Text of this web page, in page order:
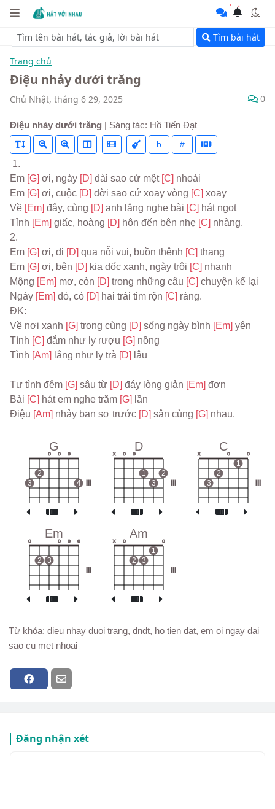
Tìm bài hát
Trang chủ
Điệu nhảy dưới trăng
Chủ Nhật, tháng 6 29, 2025 0
Điệu nhảy dưới trăng | Sáng tác: Hồ Tiến Đạt
b #
1.
Em [G] ơi, ngày [D] dài sao cứ mệt [C] nhoài
Em [G] ơi, cuộc [D] đời sao cứ xoay vòng [C] xoay
Về [Em] đây, cùng [D] anh lắng nghe bài [C] hát ngọt
Tỉnh [Em] giấc, hoàng [D] hôn đến bên nhẹ [C] nhàng.
2.
Em [G] ơi, đi [D] qua nỗi vui, buồn thênh [C] thang
Em [G] ơi, bên [D] kia dốc xanh, ngày trôi [C] nhanh
Mộng [Em] mơ, còn [D] trong những câu [C] chuyện kể lại
Ngày [Em] đó, có [D] hai trái tim rộn [C] ràng.
ĐK:
Về nơi xanh [G] trong cùng [D] sống ngày bình [Em] yên
Tình [C] đắm như ly rượu [G] nồng
Tình [Am] lắng như ly trà [D] lâu
Tự tình đêm [G] sâu từ [D] đáy lòng giản [Em] đơn
Bài [C] hát em nghe trăm [G] lần
Điệu [Am] nhảy ban sơ trước [D] sân cùng [G] nhau.
G
3
2
o o o
4
D
x o o
1
3
2
C
x
3
2
o
1
o
Em
o
2 3
o o o
Am
x o
2 3
1
o
Từ khóa: dieu nhay duoi trang, dndt, ho tien dat, em oi ngay dai
sao cu met nhoai
Đăng nhận xét